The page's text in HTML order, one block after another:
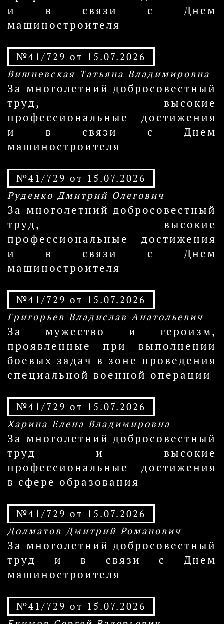
и в связи с Днем
машиностроителя
№41/729 от 15.07.2026
Вишневская Татьяна Владимировна
За многолетний добросовестный
труд, высокие
профессиональные достижения
и в связи с Днем
машиностроителя
№41/729 от 15.07.2026
Руденко Дмитрий Олегович
За многолетний добросовестный
труд, высокие
профессиональные достижения
и в связи с Днем
машиностроителя
№41/729 от 15.07.2026
Григорьев Владислав Анатольевич
За мужество и героизм,
проявленные при выполнении
боевых задач в зоне проведения
специальной военной операции
№41/729 от 15.07.2026
Харина Елена Владимировна
За многолетний добросовестный
труд и высокие
профессиональные достижения
в сфере образования
№41/729 от 15.07.2026
Долматов Дмитрий Романович
За многолетний добросовестный
труд и в связи с Днем
машиностроителя
№41/729 от 15.07.2026